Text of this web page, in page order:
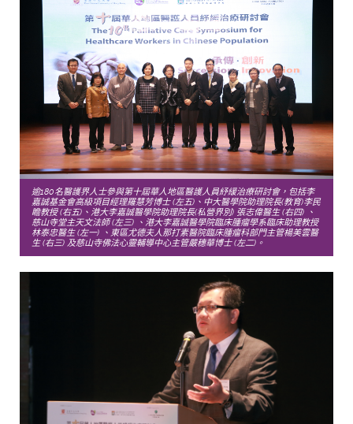
逾180名醫護界人士參與第十屆華人地區醫護人員紓緩治療研討會，包括李
嘉誠基金會高級項目經理羅慧芳博士 (左五)、中大醫學院助理院長(教育)李民
瞻教授 (右五)、港大李嘉誠醫學院助理院長(私營界別) 張志偉醫生 (右四) 、
慈山寺堂主天文法師 (左三) 、港大李嘉誠醫學院臨床腫瘤學系臨床助理教授
林泰忠醫生 (左一) 、東區尤德夫人那打素醫院臨床腫瘤科部門主管楊美雲醫
生 (右三) 及慈山寺佛法心靈輔導中心主管嚴穗華博士 (左二)。